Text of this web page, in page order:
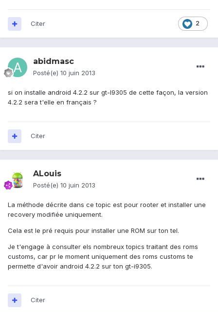
2
Citer
abidmasc
Posté(e) 10 juin 2013
si on installe android 4.2.2 sur gt-I9305 de cette façon, la version
4.2.2 sera t'elle en français ?
Citer
ALouis
Posté(e) 10 juin 2013
La méthode décrite dans ce topic est pour rooter et installer une
recovery modifiée uniquement.
Cela est le pré requis pour installer une ROM sur ton tel.
Je t'engage à consulter els nombreux topics traitant des roms
customs, car pr le moment uniquement des roms customs te
permette d'avoir android 4.2.2 sur ton gt-i9305.
Citer